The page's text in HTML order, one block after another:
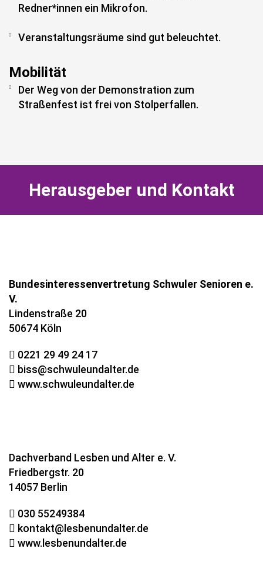
Redner*innen ein Mikrofon.
Veranstaltungsräume sind gut beleuchtet.
Mobilität
Der Weg von der Demonstration zum
Straßenfest ist frei von Stolperfallen.
Herausgeber und Kontakt
Bundesinteressenvertretung Schwuler Senioren e.
V.
Lindenstraße 20
50674 Köln
0221 29 49 24 17
biss@schwuleundalter.de
www.schwuleundalter.de
Dachverband Lesben und Alter e. V.
Friedbergstr. 20
14057 Berlin
030 55249384
kontakt@lesbenundalter.de
www.lesbenundalter.de